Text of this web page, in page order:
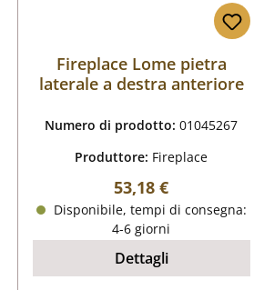
Fireplace Lome pietra
laterale a destra anteriore
Numero di prodotto:01045267
Produttore: Fireplace
Prezzo normale:
53,18 €
Disponibile, tempi di consegna:
4-6 giorni
Dettagli